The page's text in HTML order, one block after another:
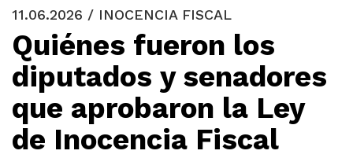
11.06.2026 / INOCENCIA FISCAL
Quiénes fueron los
diputados y senadores
que aprobaron la Ley
de Inocencia Fiscal